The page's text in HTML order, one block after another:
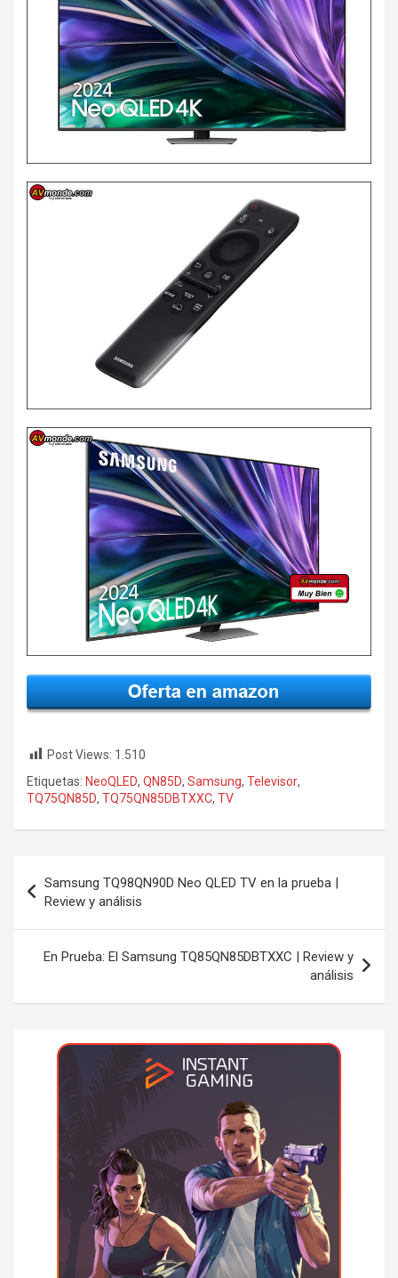
Post Views: 1.510
Etiquetas: NeoQLED, QN85D, Samsung, Televisor,
TQ75QN85D, TQ75QN85DBTXXC, TV
de
entradas
Samsung TQ98QN90D Neo QLED TV en la prueba |
Review y análisis
En Prueba: El Samsung TQ85QN85DBTXXC | Review y
análisis